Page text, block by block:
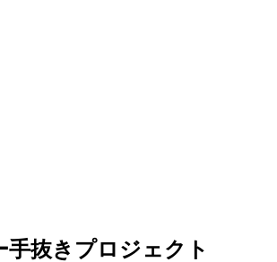
手抜きプロジェクト